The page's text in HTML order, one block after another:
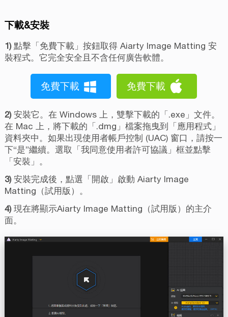
下載&安裝
1)點擊「免費下載」按鈕取得 Aiarty Image Matting 安
裝程式。它完全安全且不含任何廣告軟體。
免費下載 免費下載
2)安裝它。在 Windows 上，雙擊下載的「.exe」文件。
在 Mac 上，將下載的「.dmg」檔案拖曳到「應用程式」
資料夾中。如果出現使用者帳戶控制 (UAC) 窗口，請按一
下“是”繼續。選取「我同意使用者許可協議」框並點擊
「安裝」。
3)安裝完成後，點選「開啟」啟動 Aiarty Image
Matting（試用版）。
4)現在將顯示Aiarty Image Matting（試用版）的主介
面。